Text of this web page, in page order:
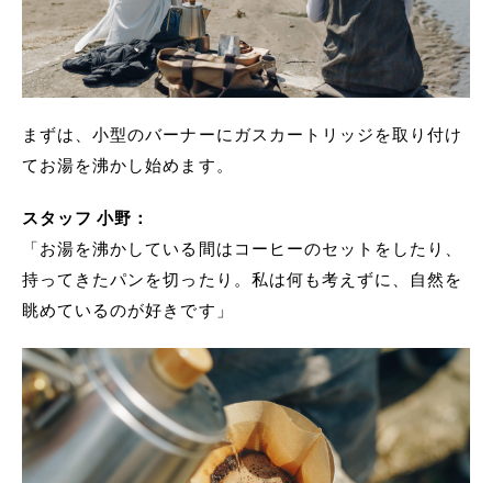
まずは、小型のバーナーにガスカートリッジを取り付け
てお湯を沸かし始めます。
スタッフ 小野：
「お湯を沸かしている間はコーヒーのセットをしたり、
持ってきたパンを切ったり。私は何も考えずに、自然を
眺めているのが好きです」